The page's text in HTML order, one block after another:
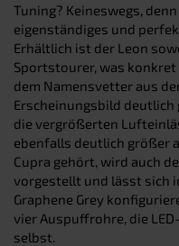
Tuning? Keineswegs,
eigenständiges und
Erhältlich ist der Leon
Sportstourer, was konkret
dem Namensvetter aus
Erscheinungsbild
die vergrößerten
ebenfalls deutlich größer
Cupra gehört, wird auch
vorgestellt und lässt sich
Graphene Grey
vier Auspuffrohre, die
selbst.